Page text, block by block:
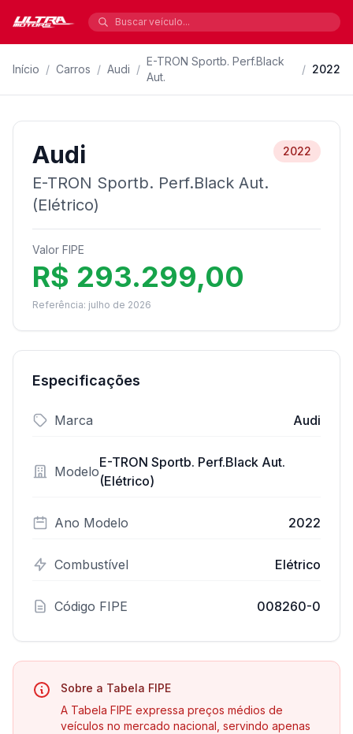
Início / Carros / Audi /
E-TRON Sportb. Perf.Black
Aut.
/ 2022
Audi
E-TRON Sportb. Perf.Black Aut.
(Elétrico)
2022
Valor FIPE
R$ 293.299,00
Referência: julho de 2026
Especificações
Marca Audi
Modelo
E-TRON Sportb. Perf.Black Aut.
(Elétrico)
Ano Modelo 2022
Combustível Elétrico
Código FIPE 008260-0
Sobre a Tabela FIPE
A Tabela FIPE expressa preços médios de
veículos no mercado nacional, servindo apenas